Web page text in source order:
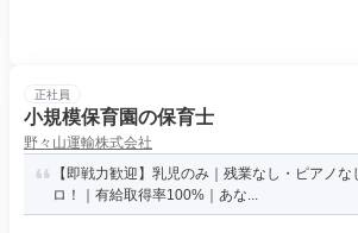
正社員
小規模保育園の保育士
野々山運輸株式会社
【即戦力歓迎】乳児のみ｜残業なし・ピアノ
ロ！｜有給取得率100%｜あな...